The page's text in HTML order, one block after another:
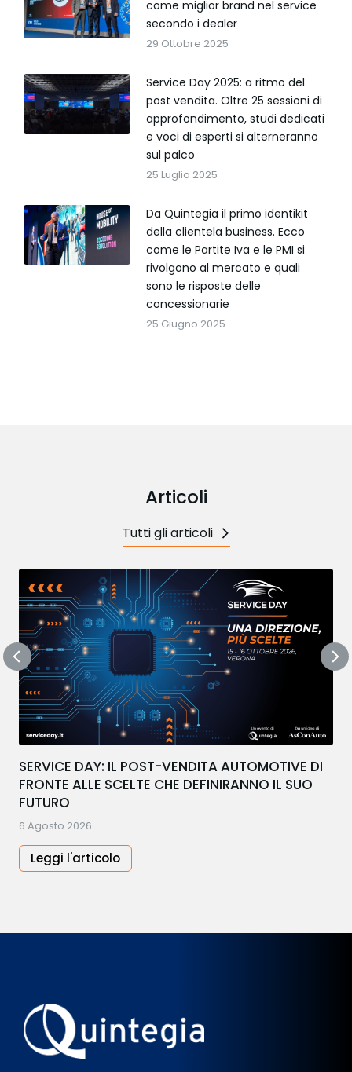
come miglior brand nel service
secondo i dealer
29 Ottobre 2025
Service Day 2025: a ritmo del
post vendita. Oltre 25 sessioni di
approfondimento, studi dedicati
e voci di esperti si alterneranno
sul palco
25 Luglio 2025
Da Quintegia il primo identikit
della clientela business. Ecco
come le Partite Iva e le PMI si
rivolgono al mercato e quali
sono le risposte delle
concessionarie
25 Giugno 2025
Articoli
Tutti gli articoli
SERVICE DAY: IL POST-VENDITA AUTOMOTIVE DI
FRONTE ALLE SCELTE CHE DEFINIRANNO IL SUO
FUTURO
6 Agosto 2026
Leggi l'articolo